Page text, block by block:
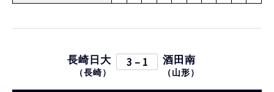
長崎日大
（長崎 ）
3 – 1 酒田南
（ 山形 ）